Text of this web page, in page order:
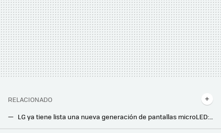
RELACIONADO
LG ya tiene lista una nueva generación de pantallas microLED: con 136 pulgadas y controladas por IA